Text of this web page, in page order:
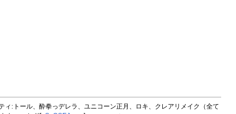
:トール、酔拳っデレラ、ユニコーン正月、ロキ、クレアリメイク（全て